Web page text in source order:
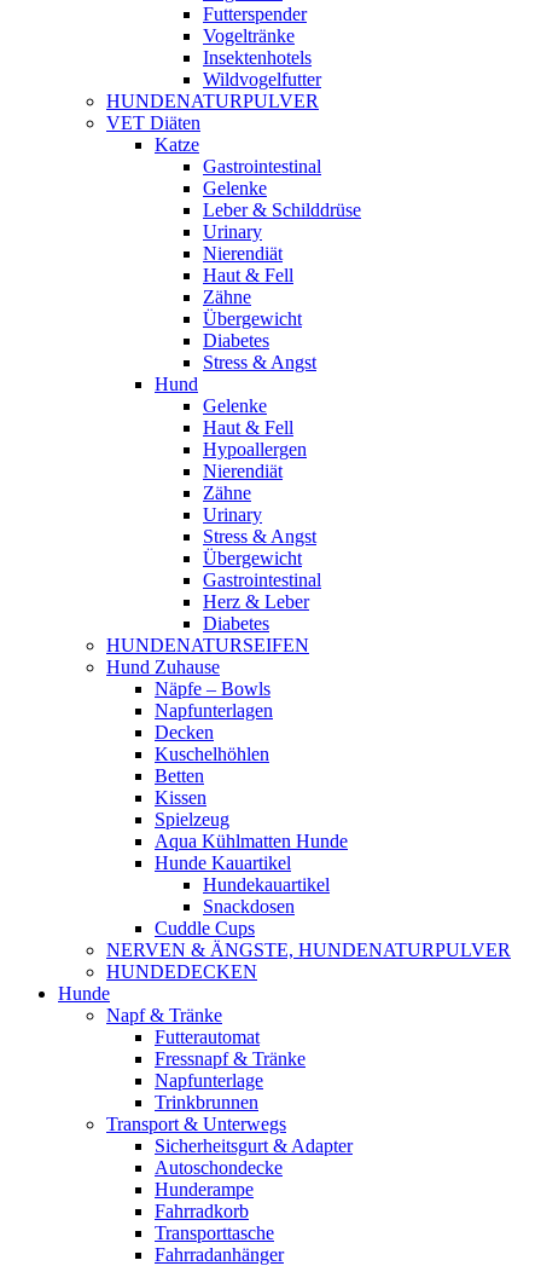
Futterspender
Vogeltränke
Insektenhotels
Wildvogelfutter
HUNDENATURPULVER
VET Diäten
Katze
Gastrointestinal
Gelenke
Leber & Schilddrüse
Urinary
Nierendiät
Haut & Fell
Zähne
Übergewicht
Diabetes
Stress & Angst
Hund
Gelenke
Haut & Fell
Hypoallergen
Nierendiät
Zähne
Urinary
Stress & Angst
Übergewicht
Gastrointestinal
Herz & Leber
Diabetes
HUNDENATURSEIFEN
Hund Zuhause
Näpfe – Bowls
Napfunterlagen
Decken
Kuschelhöhlen
Betten
Kissen
Spielzeug
Aqua Kühlmatten Hunde
Hunde Kauartikel
Hundekauartikel
Snackdosen
Cuddle Cups
NERVEN & ÄNGSTE, HUNDENATURPULVER
HUNDEDECKEN
Hunde
Napf & Tränke
Futterautomat
Fressnapf & Tränke
Napfunterlage
Trinkbrunnen
Transport & Unterwegs
Sicherheitsgurt & Adapter
Autoschondecke
Hunderampe
Fahrradkorb
Transporttasche
Fahrradanhänger